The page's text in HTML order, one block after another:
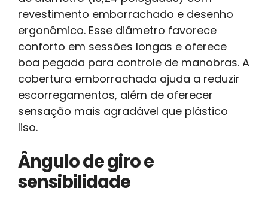
revestimento emborrachado e desenho
ergonômico. Esse diâmetro favorece
conforto em sessões longas e oferece
boa pegada para controle de manobras. A
cobertura emborrachada ajuda a reduzir
escorregamentos, além de oferecer
sensação mais agradável que plástico
liso.
Ângulo de giro e
sensibilidade